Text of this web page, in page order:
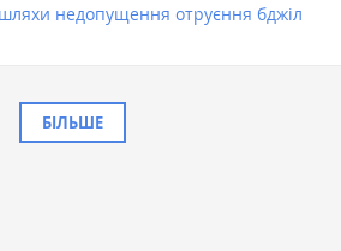
недопущення отруєння бджіл
БІЛЬШЕ